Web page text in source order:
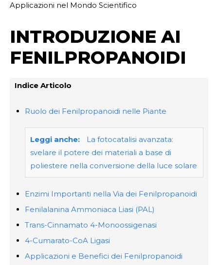
Applicazioni nel Mondo Scientifico
INTRODUZIONE AI
FENILPROPANOIDI
Indice Articolo
Ruolo dei Fenilpropanoidi nelle Piante
Leggi anche:
La fotocatalisi avanzata:
svelare il potere dei materiali a base di
poliestere nella conversione della luce solare
Enzimi Importanti nella Via dei Fenilpropanoidi
Fenilalanina Ammoniaca Liasi (PAL)
Trans-Cinnamato 4-Monoossigenasi
4-Cumarato-CoA Ligasi
Applicazioni e Benefici dei Fenilpropanoidi